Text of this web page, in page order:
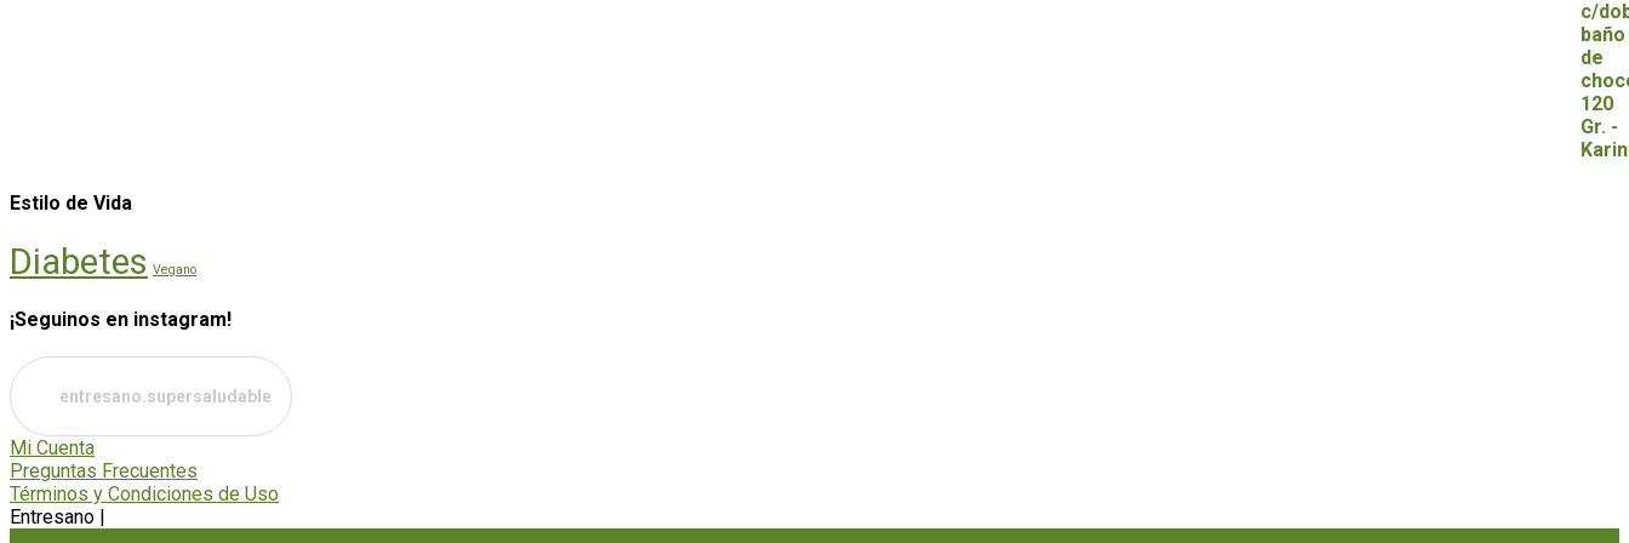
Estilo de Vida
Diabetes Vegano
¡Seguinos en instagram!
entresano.supersaludable
Mi Cuenta
Preguntas Frecuentes
Términos y Condiciones de Uso
Entresano